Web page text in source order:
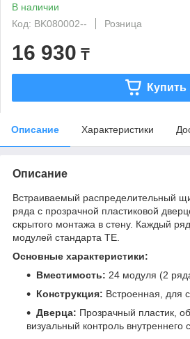
В наличии
Код: BK080002--
Розница
16 930 ₸
Купить
Описание Характеристики
Описание
Встраиваемый распределительный
ряда с прозрачной пластиковой
скрытого монтажа в стену. Каждый
модулей стандарта TE.
Основные характеристики:
Вместимость: 24 модуля (2
Конструкция: Встроенная, для
Дверца: Прозрачный пластик,
визуальный контроль внутреннего